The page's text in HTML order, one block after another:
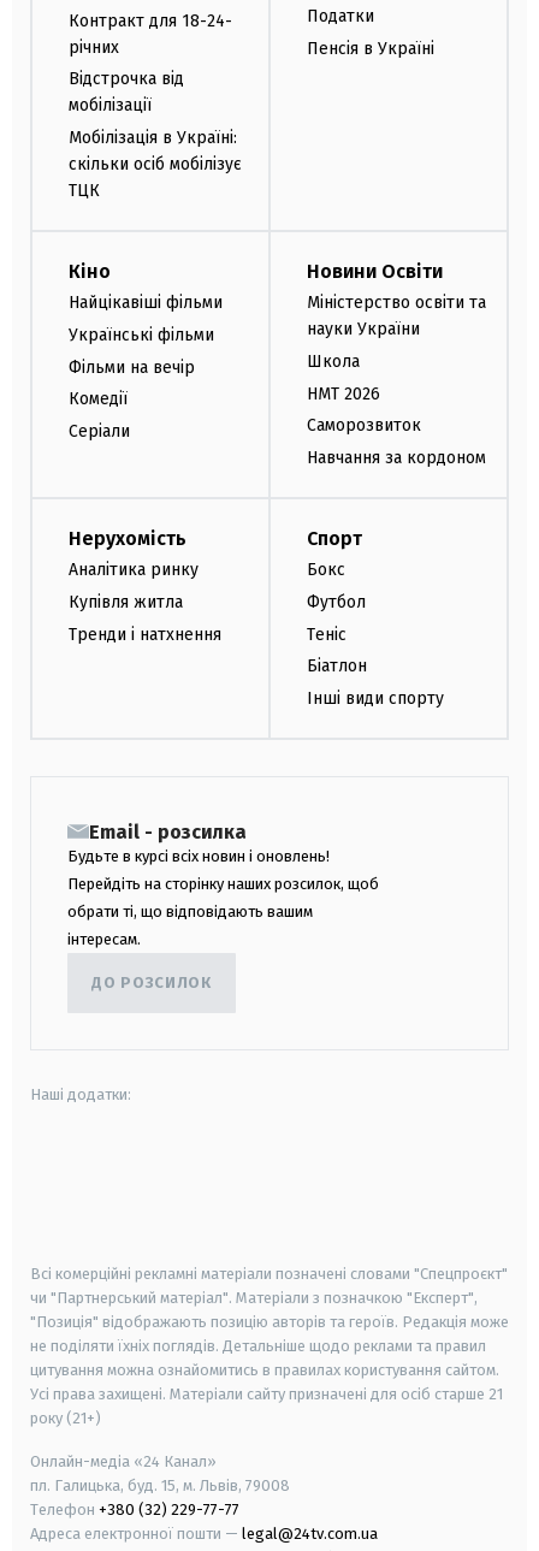
Контракт для 18-24-
річних
Відстрочка від
мобілізації
Мобілізація в Україні:
скільки осіб мобілізує
ТЦК
Податки
Пенсія в Україні
Кіно
Найцікавіші фільми
Українські фільми
Фільми на вечір
Комедії
Серіали
Новини Освіти
Міністерство освіти та
науки України
Школа
НМТ 2026
Саморозвиток
Навчання за кордоном
Нерухомість
Аналітика ринку
Купівля житла
Тренди і натхнення
Спорт
Бокс
Футбол
Теніс
Біатлон
Інші види спорту
Email - розсилка
Будьте в курсі всіх новин і оновлень!
Перейдіть на сторінку наших розсилок, щоб
обрати ті, що відповідають вашим
інтересам.
ДО РОЗСИЛОК
Наші додатки:
Всі комерційні рекламні матеріали позначені словами "Спецпроєкт"
чи "Партнерський матеріал". Матеріали з позначкою "Експерт",
"Позиція" відображають позицію авторів та героїв. Редакція може
не поділяти їхніх поглядів. Детальніше щодо реклами та правил
цитування можна ознайомитись в правилах користування сайтом.
Усі права захищені. Матеріали сайту призначені для осіб старше 21
року (21+)
Онлайн-медіа «24 Канал»
пл. Галицька, буд. 15, м. Львів, 79008
Телефон +380 (32) 229-77-77
Адреса електронної пошти — legal@24tv.com.ua